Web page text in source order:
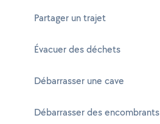
Partager un trajet
Évacuer des déchets
Débarrasser une cave
Débarrasser des encombrants